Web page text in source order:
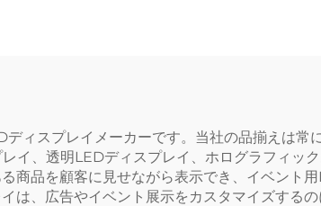
ィスプレイメーカーです。当社の品揃えは常
イ、透明LEDディスプレイ、ホログラフィッ
商品を顧客に見せながら表示でき、イベント
は、広告やイベント展示をカスタマイズする